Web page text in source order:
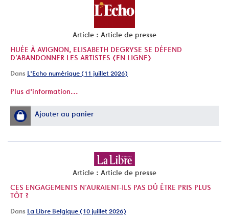
Article : Article de presse
HUÉE À AVIGNON, ELISABETH DEGRYSE SE DÉFEND
D’ABANDONNER LES ARTISTES [EN LIGNE]
Dans L'Echo numérique (11 juillet 2026)
Plus d'information...
Ajouter au panier
Article : Article de presse
CES ENGAGEMENTS N’AURAIENT-ILS PAS DÛ ÊTRE PRIS PLUS
TÔT ?
Dans La Libre Belgique (10 juillet 2026)